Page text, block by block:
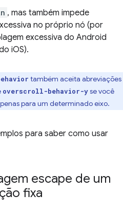
, mas também impede
no próprio nó (por
excessiva do Android
iOS).
também aceita abreviações
overscroll-behavior-yse você
para um determinado eixo.
para saber como usar
escape de um
fixa